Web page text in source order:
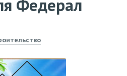
Федерал